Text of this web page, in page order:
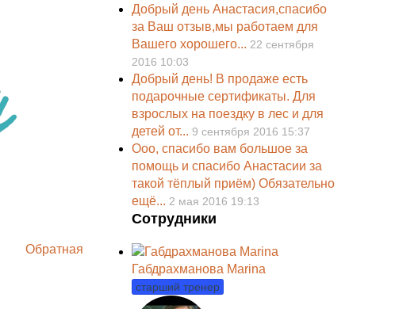
Добрый день Анастасия,спасибо
за Ваш отзыв,мы работаем для
Вашего хорошего... 22 сентября
2016 10:03
Добрый день! В продаже есть
подарочные сертификаты. Для
взрослых на поездку в лес и для
детей от... 9 сентября 2016 15:37
Ооо, спасибо вам большое за
помощь и спасибо Анастасии за
такой тёплый приём) Обязательно
ещё... 2 мая 2016 19:13
Сотрудники
Габдрахманова Marina
старший тренер
Обратная